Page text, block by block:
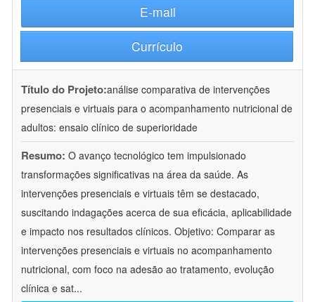
E-mail
Currículo
Título do Projeto:análise comparativa de intervenções
presenciais e virtuais para o acompanhamento nutricional de
adultos: ensaio clínico de superioridade
Resumo: O avanço tecnológico tem impulsionado
transformações significativas na área da saúde. As
intervenções presenciais e virtuais têm se destacado,
suscitando indagações acerca de sua eficácia, aplicabilidade
e impacto nos resultados clínicos. Objetivo: Comparar as
intervenções presenciais e virtuais no acompanhamento
nutricional, com foco na adesão ao tratamento, evolução
clínica e sat...